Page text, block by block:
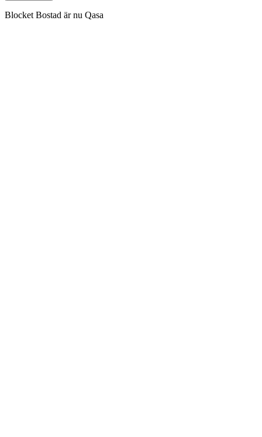
Blocket Bostad är nu Qasa